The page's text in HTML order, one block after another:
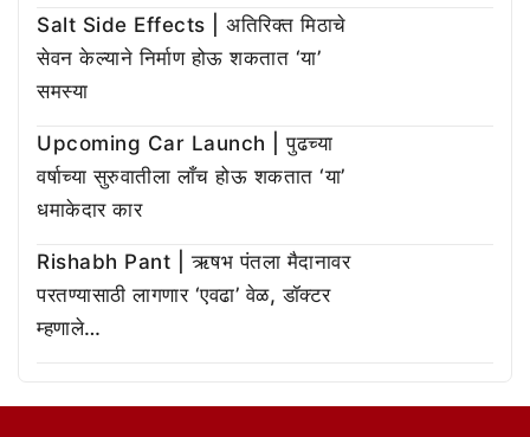
Salt Side Effects | अतिरिक्त मिठाचे
सेवन केल्याने निर्माण होऊ शकतात ‘या’
समस्या
Upcoming Car Launch | पुढच्या
वर्षाच्या सुरुवातीला लाँच होऊ शकतात ‘या’
धमाकेदार कार
Rishabh Pant | ऋषभ पंतला मैदानावर
परतण्यासाठी लागणार ‘एवढा’ वेळ, डॉक्टर
म्हणाले…